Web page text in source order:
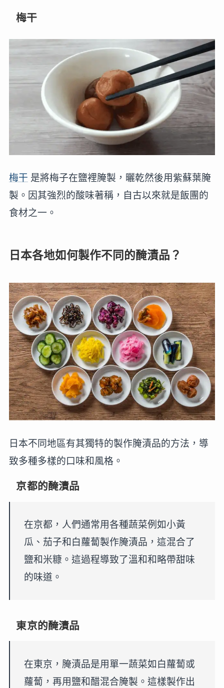
梅干
梅干 是將梅子在鹽裡腌製，曬乾然後用紫蘇葉腌
製。因其強烈的酸味著稱，自古以來就是飯團的
食材之一。
日本各地如何製作不同的醃漬品？
日本不同地區有其獨特的製作腌漬品的方法，導
致多種多樣的口味和風格。
京都的醃漬品
在京都，人們通常用各種蔬菜例如小黃
瓜、茄子和白蘿蔔製作腌漬品，這混合了
鹽和米糠。這過程導致了溫和和略帶甜味
的味道。
東京的醃漬品
在東京，腌漬品是用單一蔬菜如白蘿蔔或
蘿蔔，再用鹽和醋混合腌製。這樣製作出